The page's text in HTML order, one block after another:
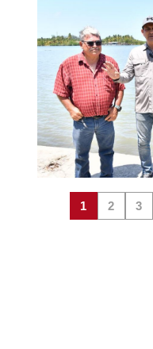
1 2 3